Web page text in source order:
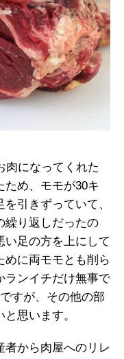
肉になってくれた
め、モモが30キ
引きずっていて、
り返しだったの
い足の方を上にして
めに両モモとも削ら
ランイチだけ無事で
すが、その他の部
思います。
者から肉屋へのリレ